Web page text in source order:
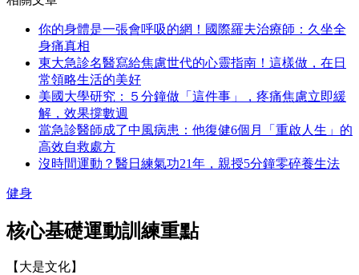
你的身體是一張會呼吸的網！國際羅夫治療師：久坐全
身痛真相
東大急診名醫寫給焦慮世代的心靈指南！這樣做，在日
常領略生活的美好
美國大學研究：５分鐘做「這件事」，疼痛焦慮立即緩
解，效果撐數週
當急診醫師成了中風病患：他復健6個月「重啟人生」的
高效自救處方
沒時間運動？醫日練氣功21年，親授5分鐘零碎養生法
健身
核心基礎運動訓練重點
【大是文化】